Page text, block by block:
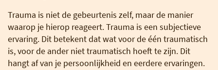
Trauma is niet de gebeurtenis zelf, maar de manier
waarop je hierop reageert. Trauma is een subjectieve
ervaring. Dit betekent dat wat voor de één traumatisch
is, voor de ander niet traumatisch hoeft te zijn. Dit
hangt af van je persoonlijkheid en eerdere ervaringen.